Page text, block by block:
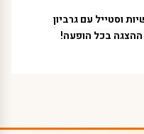
וסטייל עם גרביון
בכל הופעה!